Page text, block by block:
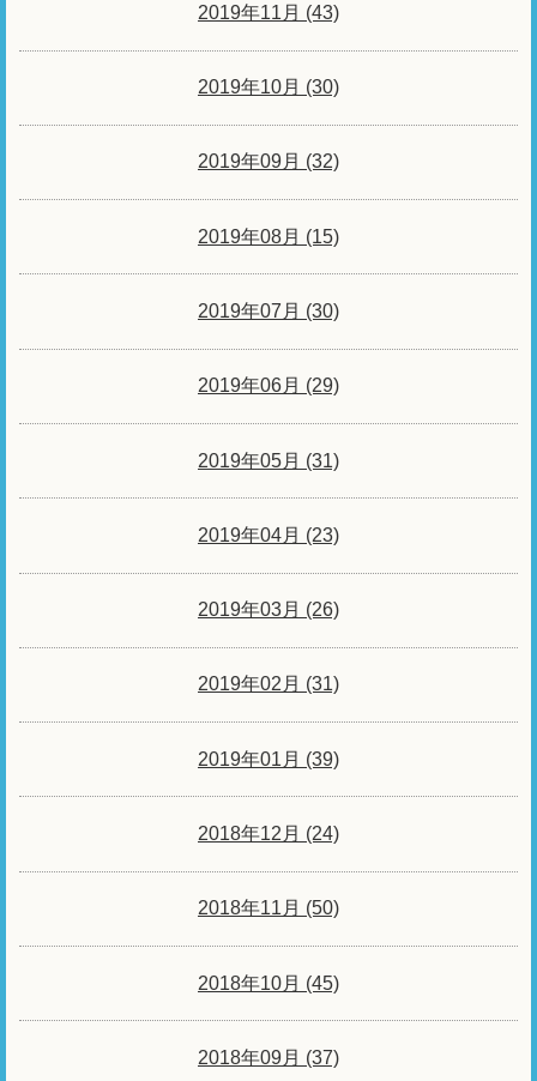
2019年11月 (43)
2019年10月 (30)
2019年09月 (32)
2019年08月 (15)
2019年07月 (30)
2019年06月 (29)
2019年05月 (31)
2019年04月 (23)
2019年03月 (26)
2019年02月 (31)
2019年01月 (39)
2018年12月 (24)
2018年11月 (50)
2018年10月 (45)
2018年09月 (37)